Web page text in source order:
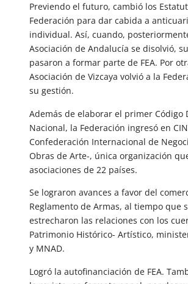
Previendo el futuro, cambió los
Federación para dar cabida a
individual. Así, cuando,
Asociación de Andalucía se disolvió,
pasaron a formar parte de FEA. Por
Asociación de Vizcaya volvió a la
su gestión.
Además de elaborar el primer Código
Nacional, la Federación ingresó en
Confederación Internacional de
Obras de Arte-, única organización
asociaciones de 22 países.
Se lograron avances a favor del
Reglamento de Armas, al tiempo que
estrecharon las relaciones con los
Patrimonio Histórico- Artístico,
y MNAD.
Logró la autofinanciación de FEA.